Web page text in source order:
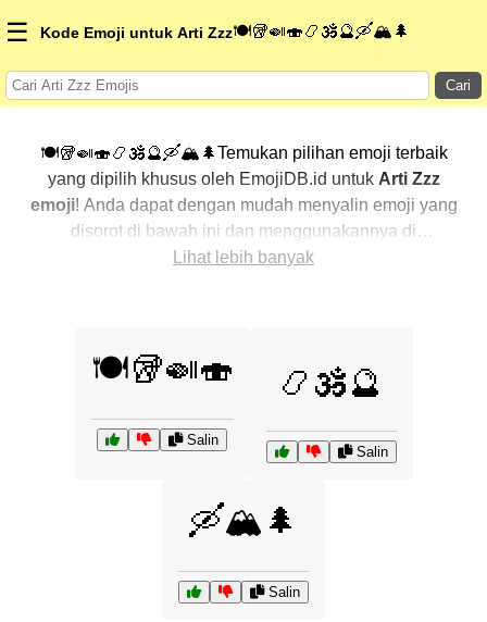
☰ Kode Emoji untuk Arti Zzz🍽️🥡🍛🍣📿🕉️🔮🛶🏔️🌲
Cari
🍽️🥡🍛🍣📿🕉️🔮🛶🏔️🌲Temukan pilihan emoji terbaik
yang dipilih khusus oleh EmojiDB.id untuk Arti Zzz
emoji! Anda dapat dengan mudah menyalin emoji yang
disorot di bawah ini dan menggunakannya di
percakapan Anda untuk menambahkan sentuhan
lainnya untuk menemukan cara baru dalam
mengekspresikan
Arti Zzz dengan emoji
Lihat lebih banyak
🍽️🥡🍛🍣
Salin
📿🕉️🔮
Salin
🛶🏔️🌲
Salin